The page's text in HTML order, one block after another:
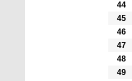
44
45
46
47
48
49